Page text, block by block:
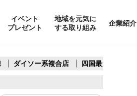
イベント
プレゼント
地域を元気に
する取り組み
企業紹介
ダイソー系複合店 四国最大スリコ